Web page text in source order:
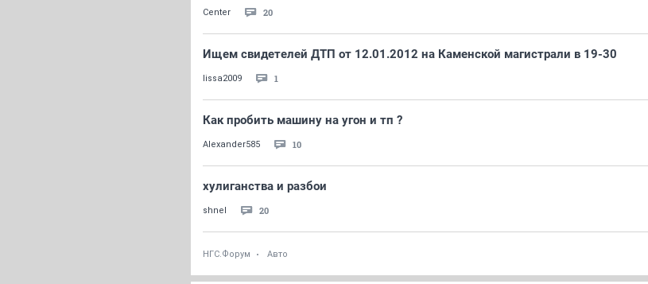
Center 20
Ищем свидетелей ДТП от 12.01.2012 на Каменской магистрали в 19-30
lissa2009 1
Как пробить машину на угон и тп ?
Alexander585 10
хулиганства и разбои
shnel 20
НГС.Форум Авто